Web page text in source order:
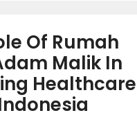
Of Rumah
Malik In
Healthcare